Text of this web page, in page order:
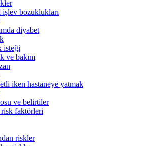
işlev bozuklukları
diyabet
isteği
ve bakım
iken hastaneye yatmak
ve belirtiler
faktörleri
riskler